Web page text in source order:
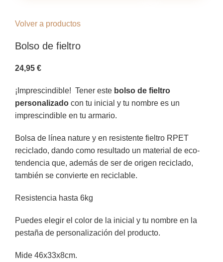
Volver a productos
Bolso de fieltro
24,95 €
¡Imprescindible! Tener este bolso de fieltro
personalizado con tu inicial y tu nombre es un
imprescindible en tu armario.
Bolsa de línea nature y en resistente fieltro RPET
reciclado, dando como resultado un material de eco-
tendencia que, además de ser de origen reciclado,
también se convierte en reciclable.
Resistencia hasta 6kg
Puedes elegir el color de la inicial y tu nombre en la
pestaña de personalización del producto.
Mide 46x33x8cm.